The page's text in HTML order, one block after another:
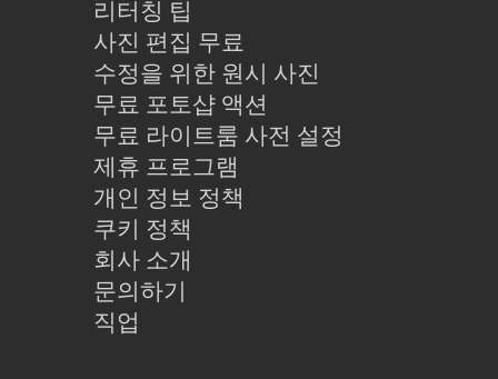
리터칭 팁
사진 편집 무료
수정을 위한 원시 사진
무료 포토샵 액션
무료 라이트룸 사전 설정
제휴 프로그램
개인 정보 정책
쿠키 정책
회사 소개
문의하기
직업